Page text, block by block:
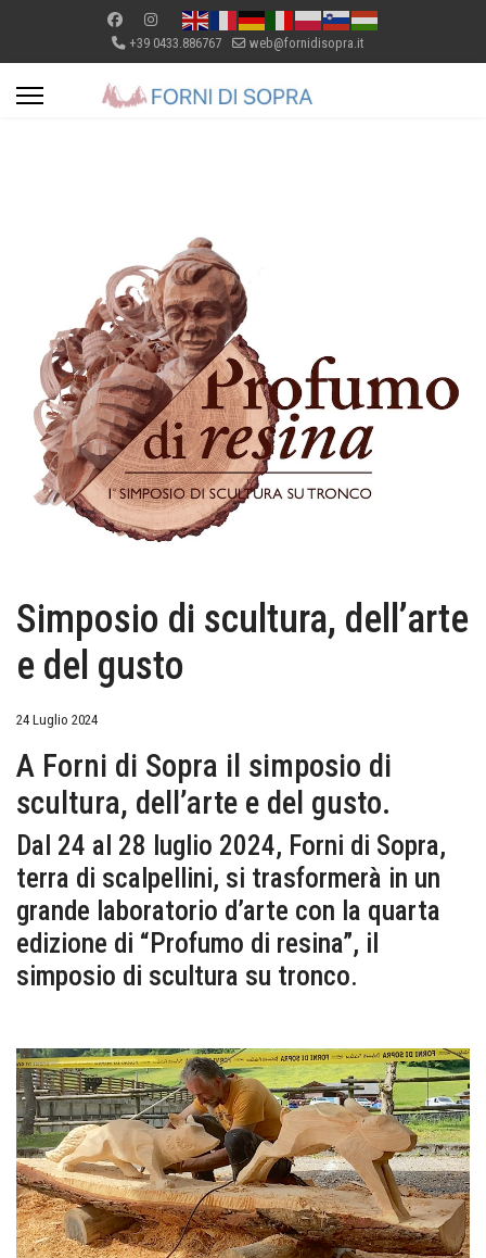
+39 0433.886767 web@fornidisopra.it
Simposio di scultura, dell’arte
e del gusto
24 Luglio 2024
A Forni di Sopra il simposio di
scultura, dell’arte e del gusto.
Dal 24 al 28 luglio 2024, Forni di Sopra,
terra di scalpellini, si trasformerà in un
grande laboratorio d’arte con la quarta
edizione di “Profumo di resina”, il
simposio di scultura su tronco.